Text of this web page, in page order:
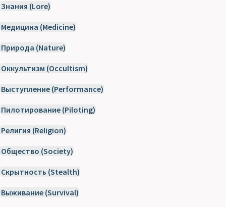
Знания (Lore)
Медицина (Medicine)
Природа (Nature)
Оккультизм (Occultism)
Выступление (Performance)
Пилотирование (Piloting)
Религия (Religion)
Общество (Society)
Скрытность (Stealth)
Выживание (Survival)